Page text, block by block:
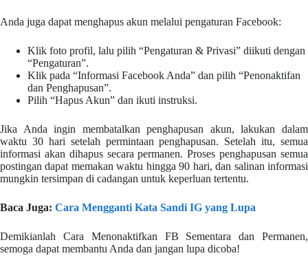
Anda juga dapat menghapus akun melalui pengaturan Facebook:
Klik foto profil, lalu pilih “Pengaturan & Privasi” diikuti dengan
“Pengaturan”.
Klik pada “Informasi Facebook Anda” dan pilih “Penonaktifan
dan Penghapusan”.
Pilih “Hapus Akun” dan ikuti instruksi.
Jika Anda ingin membatalkan penghapusan akun, lakukan dalam
waktu 30 hari setelah permintaan penghapusan. Setelah itu, semua
informasi akan dihapus secara permanen. Proses penghapusan semua
postingan dapat memakan waktu hingga 90 hari, dan salinan informasi
mungkin tersimpan di cadangan untuk keperluan tertentu.
Baca Juga: Cara Mengganti Kata Sandi IG yang Lupa
Demikianlah Cara Menonaktifkan FB Sementara dan Permanen,
semoga dapat membantu Anda dan jangan lupa dicoba!